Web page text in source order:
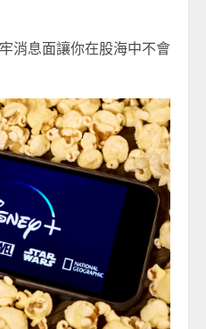
消息面讓你在股海中不會